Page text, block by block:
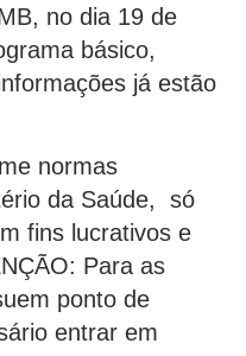
no dia 19 de
básico,
já estão
normas
da Saúde, só
fins lucrativos e
Para as
ponto de
entrar em